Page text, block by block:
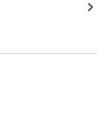
Sternen